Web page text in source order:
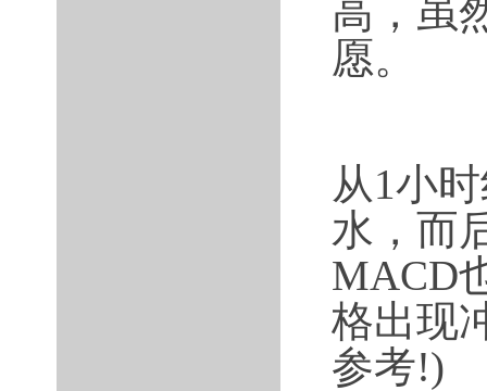
高，虽
愿。
从1小
水，而
MACD
格出现
参考!)